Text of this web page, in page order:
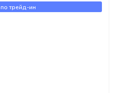
по трейд-ин